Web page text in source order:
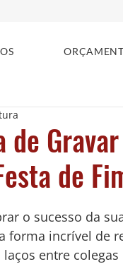
de
o sucesso da
forma incrível de
entre